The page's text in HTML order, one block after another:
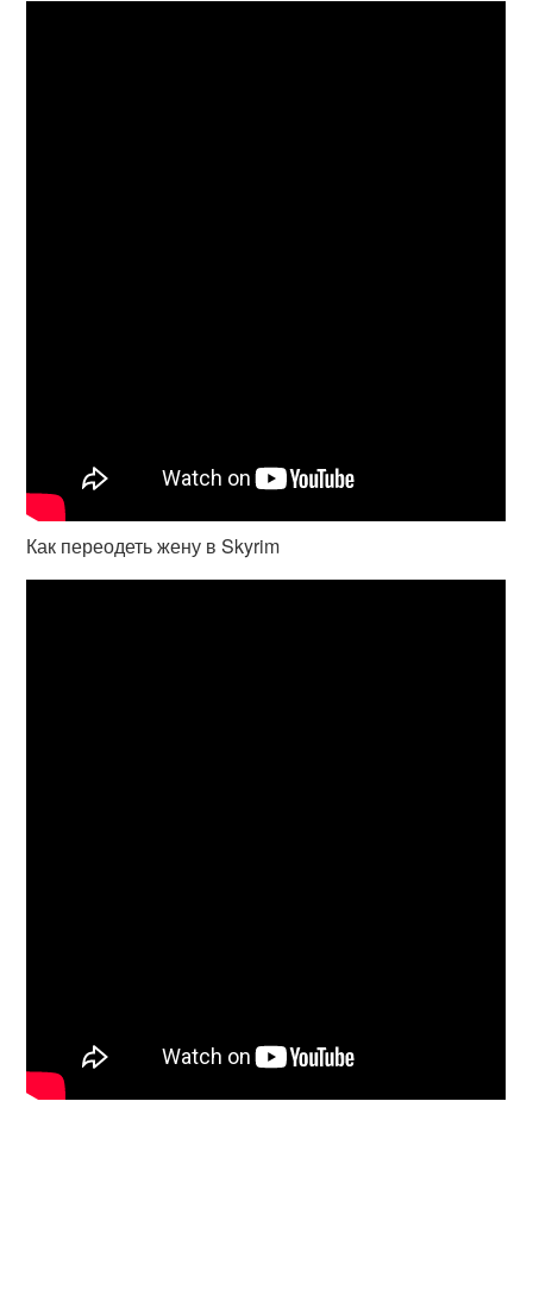
Как переодеть жену в Skyrim